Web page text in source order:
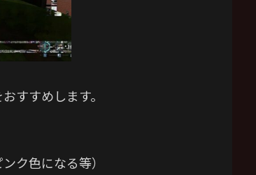
すすめします。
ク色になる等）